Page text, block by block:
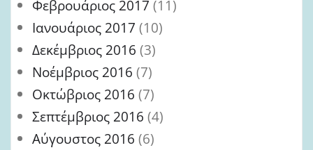
Φεβρουάριος 2017 (11)
Ιανουάριος 2017 (10)
Δεκέμβριος 2016 (3)
Νοέμβριος 2016 (7)
Οκτώβριος 2016 (7)
Σεπτέμβριος 2016 (4)
Αύγουστος 2016 (6)